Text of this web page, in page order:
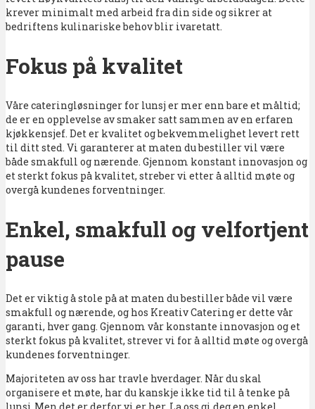
krever minimalt med arbeid fra din side og sikrer at
bedriftens kulinariske behov blir ivaretatt.
Fokus på kvalitet
Våre cateringløsninger for lunsj er mer enn bare et måltid;
de er en opplevelse av smaker satt sammen av en erfaren
kjøkkensjef. Det er kvalitet og bekvemmelighet levert rett
til ditt sted. Vi garanterer at maten du bestiller vil være
både smakfull og nærende. Gjennom konstant innovasjon og
et sterkt fokus på kvalitet, streber vi etter å alltid møte og
overgå kundenes forventninger.
Enkel, smakfull og velfortjent
pause
Det er viktig å stole på at maten du bestiller både vil være
smakfull og nærende, og hos Kreativ Catering er dette vår
garanti, hver gang. Gjennom vår konstante innovasjon og et
sterkt fokus på kvalitet, strever vi for å alltid møte og overgå
kundenes forventninger.
Majoriteten av oss har travle hverdager. Når du skal
organisere et møte, har du kanskje ikke tid til å tenke på